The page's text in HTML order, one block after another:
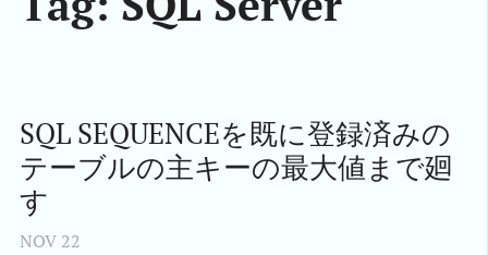
SQL SEQUENCEを既に登録済みの
テーブルの主キーの最大値まで廻
す
NOV 22